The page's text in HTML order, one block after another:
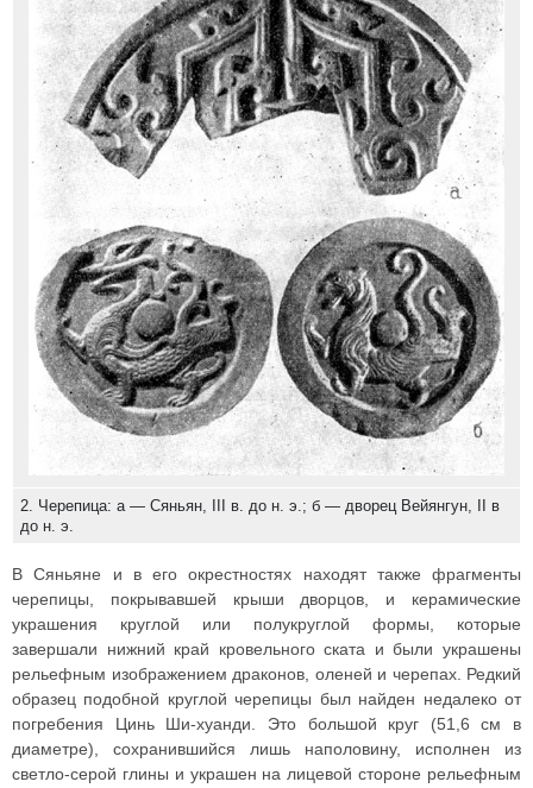
2. Черепица: а — Сяньян, III в. до н. э.; б — дворец Вейянгун, II в
до н. э.
В Сяньяне и в его окрестностях находят также фрагменты
черепицы, покрывавшей крыши дворцов, и керамические
украшения круглой или полукруглой формы, которые
завершали нижний край кровельного ската и были украшены
рельефным изображением драконов, оленей и черепах. Редкий
образец подобной круглой черепицы был найден недалеко от
погребения Цинь Ши-хуанди. Это большой круг (51,6 см в
диаметре), сохранившийся лишь наполовину, исполнен из
светло-серой глины и украшен на лицевой стороне рельефным